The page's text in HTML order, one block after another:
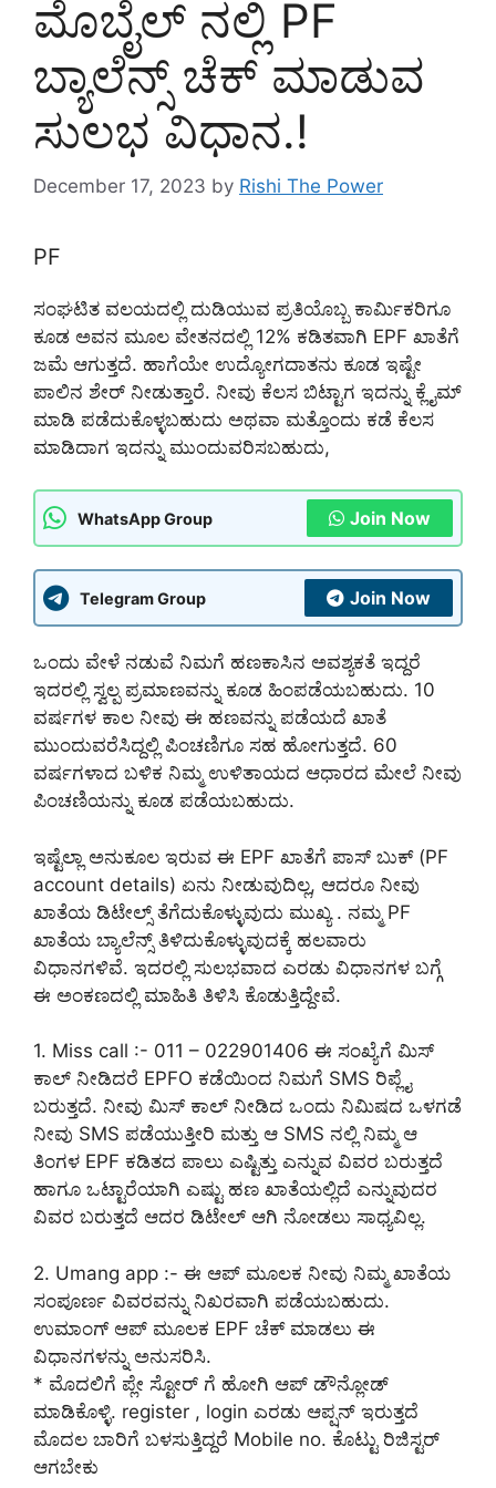
ಮೊಬೈಲ್ ನಲ್ಲಿ PF
ಬ್ಯಾಲೆನ್ಸ್ ಚೆಕ್ ಮಾಡುವ
ಸುಲಭ ವಿಧಾನ.!
December 17, 2023 by Rishi The Power
PF
ಸಂಘಟಿತ ವಲಯದಲ್ಲಿ ದುಡಿಯುವ ಪ್ರತಿಯೊಬ್ಬ ಕಾರ್ಮಿಕರಿಗೂ
ಕೂಡ ಅವನ ಮೂಲ ವೇತನದಲ್ಲಿ 12% ಕಡಿತವಾಗಿ EPF ಖಾತೆಗೆ
ಜಮೆ ಆಗುತ್ತದೆ. ಹಾಗೆಯೇ ಉದ್ಯೋಗದಾತನು ಕೂಡ ಇಷ್ಟೇ
ಪಾಲಿನ ಶೇರ್ ನೀಡುತ್ತಾರೆ. ನೀವು ಕೆಲಸ ಬಿಟ್ಟಾಗ ಇದನ್ನು ಕ್ಲೈಮ್
ಮಾಡಿ ಪಡೆದುಕೊಳ್ಳಬಹುದು ಅಥವಾ ಮತ್ತೊಂದು ಕಡೆ ಕೆಲಸ
ಮಾಡಿದಾಗ ಇದನ್ನು ಮುಂದುವರಿಸಬಹುದು,
WhatsApp Group Join Now
Telegram Group Join Now
ಒಂದು ವೇಳೆ ನಡುವೆ ನಿಮಗೆ ಹಣಕಾಸಿನ ಅವಶ್ಯಕತೆ ಇದ್ದರೆ
ಇದರಲ್ಲಿ ಸ್ವಲ್ಪ ಪ್ರಮಾಣವನ್ನು ಕೂಡ ಹಿಂಪಡೆಯಬಹುದು. 10
ವರ್ಷಗಳ ಕಾಲ ನೀವು ಈ ಹಣವನ್ನು ಪಡೆಯದೆ ಖಾತೆ
ಮುಂದುವರೆಸಿದ್ದಲ್ಲಿ ಪಿಂಚಣಿಗೂ ಸಹ ಹೋಗುತ್ತದೆ. 60
ವರ್ಷಗಳಾದ ಬಳಿಕ ನಿಮ್ಮ ಉಳಿತಾಯದ ಆಧಾರದ ಮೇಲೆ ನೀವು
ಪಿಂಚಣಿಯನ್ನು ಕೂಡ ಪಡೆಯಬಹುದು.
ಇಷ್ಟೆಲ್ಲಾ ಅನುಕೂಲ ಇರುವ ಈ EPF ಖಾತೆಗೆ ಪಾಸ್ ಬುಕ್ (PF
account details) ಏನು ನೀಡುವುದಿಲ್ಲ, ಆದರೂ ನೀವು
ಖಾತೆಯ ಡಿಟೇಲ್ಸ್ ತೆಗೆದುಕೊಳ್ಳುವುದು ಮುಖ್ಯ . ನಮ್ಮ PF
ಖಾತೆಯ ಬ್ಯಾಲೆನ್ಸ್ ತಿಳಿದುಕೊಳ್ಳುವುದಕ್ಕೆ ಹಲವಾರು
ವಿಧಾನಗಳಿವೆ. ಇದರಲ್ಲಿ ಸುಲಭವಾದ ಎರಡು ವಿಧಾನಗಳ ಬಗ್ಗೆ
ಈ ಅಂಕಣದಲ್ಲಿ ಮಾಹಿತಿ ತಿಳಿಸಿ ಕೊಡುತ್ತಿದ್ದೇವೆ.
1. Miss call :- 011 – 022901406 ಈ ಸಂಖ್ಯೆಗೆ ಮಿಸ್
ಕಾಲ್ ನೀಡಿದರೆ EPFO ಕಡೆಯಿಂದ ನಿಮಗೆ SMS ರಿಪ್ಲೈ
ಬರುತ್ತದೆ. ನೀವು ಮಿಸ್ ಕಾಲ್ ನೀಡಿದ ಒಂದು ನಿಮಿಷದ ಒಳಗಡೆ
ನೀವು SMS ಪಡೆಯುತ್ತೀರಿ ಮತ್ತು ಆ SMS ನಲ್ಲಿ ನಿಮ್ಮ ಆ
ತಿಂಗಳ EPF ಕಡಿತದ ಪಾಲು ಎಷ್ಟಿತ್ತು ಎನ್ನುವ ವಿವರ ಬರುತ್ತದೆ
ಹಾಗೂ ಒಟ್ಟಾರೆಯಾಗಿ ಎಷ್ಟು ಹಣ ಖಾತೆಯಲ್ಲಿದೆ ಎನ್ನುವುದರ
ವಿವರ ಬರುತ್ತದೆ ಆದರ ಡಿಟೇಲ್ ಆಗಿ ನೋಡಲು ಸಾಧ್ಯವಿಲ್ಲ.
2. Umang app :- ಈ ಆಪ್ ಮೂಲಕ ನೀವು ನಿಮ್ಮ ಖಾತೆಯ
ಸಂಪೂರ್ಣ ವಿವರವನ್ನು ನಿಖರವಾಗಿ ಪಡೆಯಬಹುದು.
ಉಮಾಂಗ್ ಆಪ್ ಮೂಲಕ EPF ಚೆಕ್ ಮಾಡಲು ಈ
ವಿಧಾನಗಳನ್ನು ಅನುಸರಿಸಿ.
* ಮೊದಲಿಗೆ ಪ್ಲೇ ಸ್ಟೋರ್ ಗೆ ಹೋಗಿ ಆಪ್ ಡೌನ್ಲೋಡ್
ಮಾಡಿಕೊಳ್ಳಿ. register , login ಎರಡು ಆಪ್ಷನ್ ಇರುತ್ತದೆ
ಮೊದಲ ಬಾರಿಗೆ ಬಳಸುತ್ತಿದ್ದರೆ Mobile no. ಕೊಟ್ಟು ರಿಜಿಸ್ಟರ್
ಆಗಬೇಕು